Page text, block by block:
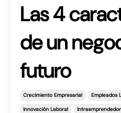
Las 4
de un
futuro
Crecimiento Empresarial Empleados
Innovación Laboral